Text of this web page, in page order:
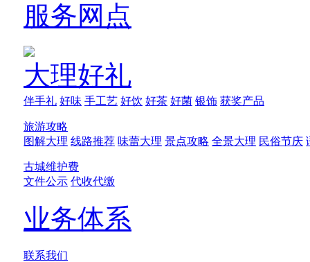
服务网点
大理好礼
伴手礼 好味 手工艺 好饮 好茶 好菌 银饰 获奖产品
旅游攻略
图解大理 线路推荐 味蕾大理 景点攻略 全景大理 民俗节庆
古城维护费
文件公示 代收代缴
业务体系
联系我们